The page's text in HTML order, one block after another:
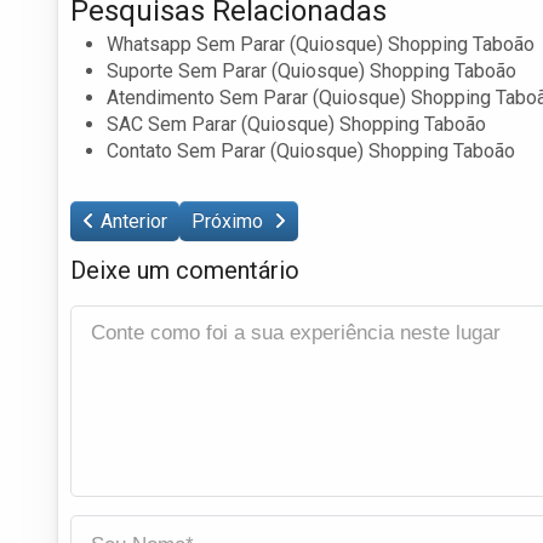
Pesquisas Relacionadas
Whatsapp Sem Parar (Quiosque) Shopping Taboão
Suporte Sem Parar (Quiosque) Shopping Taboão
Atendimento Sem Parar (Quiosque) Shopping
SAC Sem Parar (Quiosque) Shopping Taboão
Contato Sem Parar (Quiosque) Shopping Taboão
Anterior Próximo
Deixe um comentário